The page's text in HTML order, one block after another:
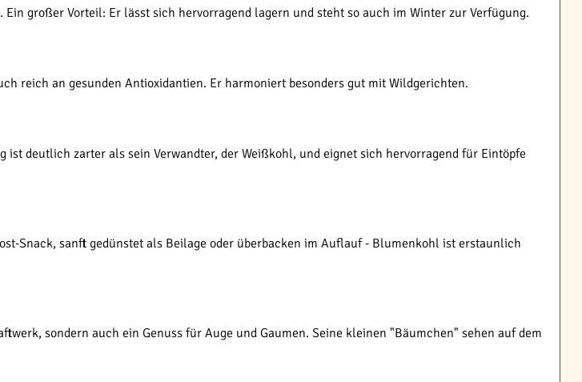
großer Vorteil: Er lässt sich hervorragend lagern und steht so auch im Winter zur Verfügung.
reich an gesunden Antioxidantien. Er harmoniert besonders gut mit Wildgerichten.
deutlich zarter als sein Verwandter, der Weißkohl, und eignet sich hervorragend für Eintöpfe
Snack, sanft gedünstet als Beilage oder überbacken im Auflauf - Blumenkohl ist erstaunlich
sondern auch ein Genuss für Auge und Gaumen. Seine kleinen "Bäumchen" sehen auf dem